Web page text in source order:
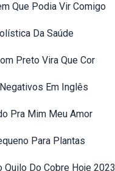
Que Podia Vir Comigo
Da Saúde
Preto Vira Que Cor
Em Inglês
Pra Mim Meu Amor
Para Plantas
Quilo Do Cobre Hoje 2023